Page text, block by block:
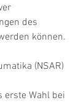
des
können.
(NSAR)
erste Wahl bei